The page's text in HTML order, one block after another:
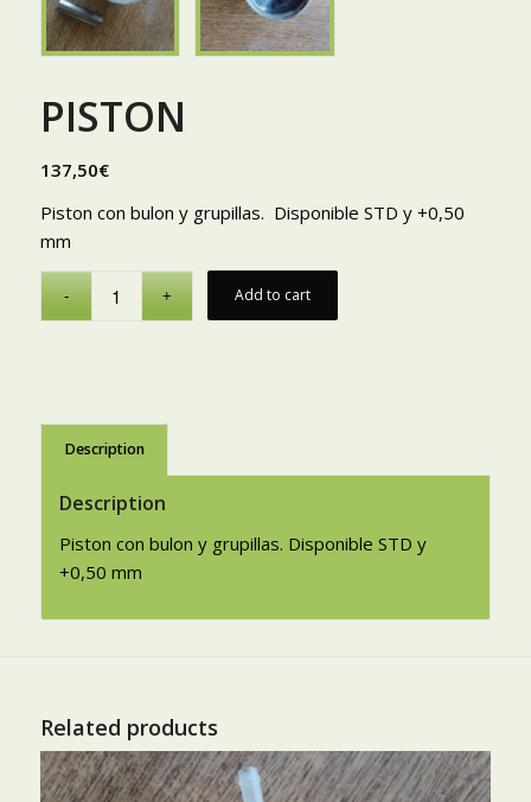
PISTON
137,50€
Piston con bulon y grupillas. Disponible STD y +0,50
mm
Add to cart
Description
Description
Piston con bulon y grupillas. Disponible STD y
+0,50 mm
Related products